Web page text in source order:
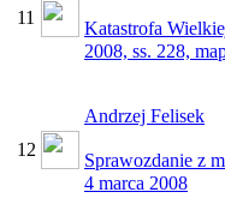
11
Katastrofa
2008, ss. 228,
12
Andrzej Felisek
Sprawozdanie z
4 marca 2008